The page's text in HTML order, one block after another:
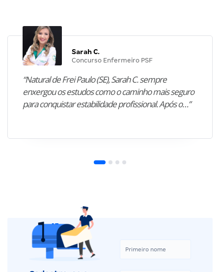
Sarah C.
Concurso Enfermeiro PSF
“Natural de Frei Paulo (SE), Sarah C. sempre
enxergou os estudos como o caminho mais seguro
para conquistar estabilidade profissional. Após o…”